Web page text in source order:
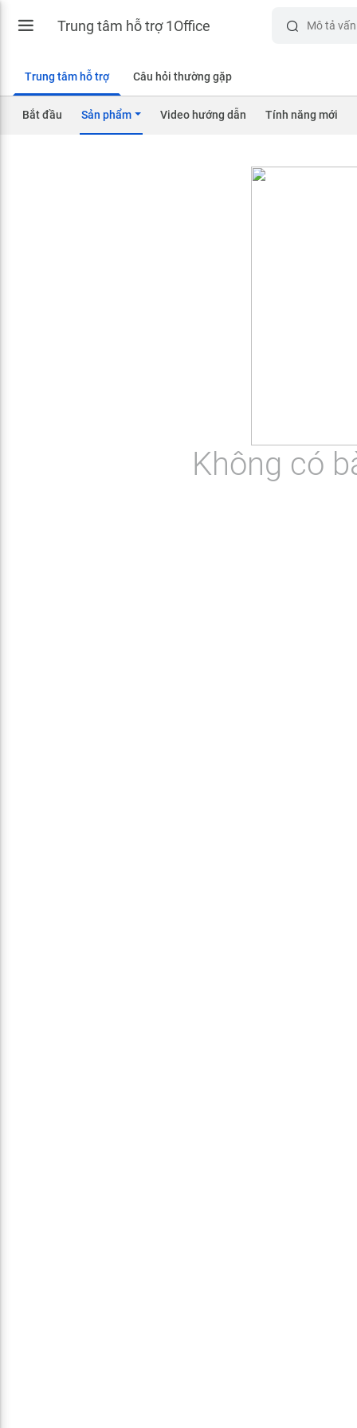
Trung tâm hỗ trợ 1Office
Trung tâm hỗ trợ Câu hỏi thường gặp
Bắt đầu Sản phẩm Video hướng dẫn Tính năng mới
Không có